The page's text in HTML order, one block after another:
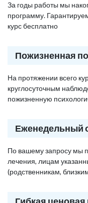
За годы работы мы
программу.
курс бесплатно
Пожизненная
На протяжении всего
круглосуточным
пожизненную
Еженедельный
По вашему запросу мы
лечения, лицам
(родственникам,